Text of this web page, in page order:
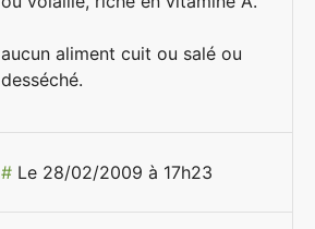
aucun aliment cuit ou salé ou
desséché.
# Le 28/02/2009 à 17h23